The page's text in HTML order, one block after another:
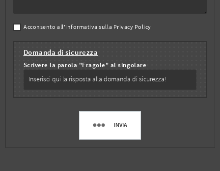
Acconsento all'informativa sulla Privacy Policy
Domanda di sicurezza
Scrivere la parola "Fragole" al singolare
INVIA